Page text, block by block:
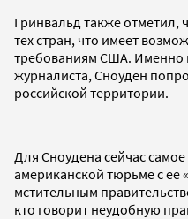
Гринвальд также отметил,
тех стран, что имеет
требованиям США. Именно
журналиста, Сноуден
российской территории.
Для Сноудена сейчас
американской тюрьме с ее
мстительным
кто говорит неудобную